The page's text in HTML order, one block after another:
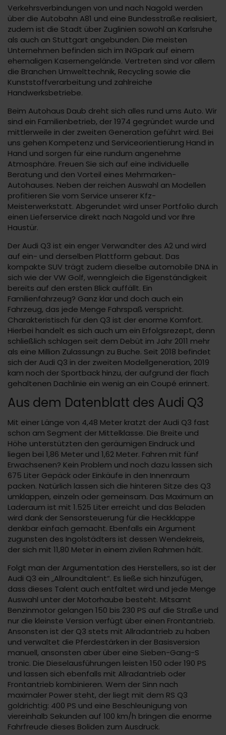
Verkehrsverbindungen von und nach Nagold werden
über die Autobahn A81 und eine Bundesstraße realisiert,
zudem ist die Stadt über Zuglinien sowohl an Karlsruhe
als auch an Stuttgart angebunden. Die meisten
Unternehmen befinden sich im INGpark auf einem
ehemaligen Kasernengelände. Vertreten sind vor allem
die Branchen Umwelttechnik, Recycling sowie die
Kunststoffverarbeitung und zahlreiche
Handwerksbetriebe.
Beim Autohaus Daub dreht sich alles rund ums Auto. Wir
sind ein Familienbetrieb, der 1974 gegründet wurde und
mittlerweile in der zweiten Generation geführt wird. Bei
uns gehen Kompetenz und Serviceorientierung Hand in
Hand und sorgen für eine rundum angenehme
Atmosphäre. Freuen Sie sich auf eine individuelle
Beratung und den Vorteil eines Mehrmarken-
Autohauses. Neben der reichen Auswahl an Modellen
profitieren Sie vom Service unserer Kfz-
Meisterwerkstatt. Abgerundet wird unser Portfolio durch
einen Lieferservice direkt nach Nagold und vor Ihre
Haustür.
Der Audi Q3 ist ein enger Verwandter des A2 und wird
auf ein- und derselben Plattform gebaut. Das
kompakte SUV trägt zudem dieselbe automobile DNA in
sich wie der VW Golf, wenngleich die Eigenständigkeit
bereits auf den ersten Blick auffällt. Ein
Familienfahrzeug? Ganz klar und doch auch ein
Fahrzeug, das jede Menge Fahrspaß verspricht.
Charakteristisch für den Q3 ist der enorme Komfort.
Hierbei handelt es sich auch um ein Erfolgsrezept, denn
schließlich schlagen seit dem Debüt im Jahr 2011 mehr
als eine Million Zulassungn zu Buche. Seit 2018 befindet
sich der Audi Q3 in der zweiten Modellgeneration, 2019
kam noch der Sportback hinzu, der aufgrund der flach
gehaltenen Dachlinie ein wenig an ein Coupé erinnert.
Aus dem Datenblatt des Audi Q3
Mit einer Länge von 4,48 Meter kratzt der Audi Q3 fast
schon am Segment der Mittelklasse. Die Breite und
Höhe unterstützten den geräumigen Eindruck und
liegen bei 1,86 Meter und 1,62 Meter. Fahren mit fünf
Erwachsenen? Kein Problem und noch dazu lassen sich
675 Liter Gepäck oder Einkäufe in den Innenraum
packen. Natürlich lassen sich die hinteren Sitze des Q3
umklappen, einzeln oder gemeinsam. Das Maximum an
Laderaum ist mit 1.525 Liter erreicht und das Beladen
wird dank der Sensorsteuerung für die Heckklappe
denkbar einfach gemacht. Ebenfalls ein Argument
zugunsten des Ingolstädters ist dessen Wendekreis,
der sich mit 11,80 Meter in einem zivilen Rahmen hält.
Folgt man der Argumentation des Herstellers, so ist der
Audi Q3 ein „Allroundtalent“. Es ließe sich hinzufügen,
dass dieses Talent auch entfaltet wird und jede Menge
Auswahl unter der Motorhaube besteht. Mitsamt
Benzinmotor gelangen 150 bis 230 PS auf die Straße und
nur die kleinste Version verfügt über einen Frontantrieb.
Ansonsten ist der Q3 stets mit Allradantrieb zu haben
und verwaltet die Pferdestärken in der Basisversion
manuell, ansonsten aber über eine Sieben-Gang-S
tronic. Die Dieselausführungen leisten 150 oder 190 PS
und lassen sich ebenfalls mit Allradantrieb oder
Frontantrieb kombinieren. Wem der Sinn nach
maximaler Power steht, der liegt mit dem RS Q3
goldrichtig: 400 PS und eine Beschleunigung von
viereinhalb Sekunden auf 100 km/h bringen die enorme
Fahrfreude dieses Boliden zum Ausdruck.